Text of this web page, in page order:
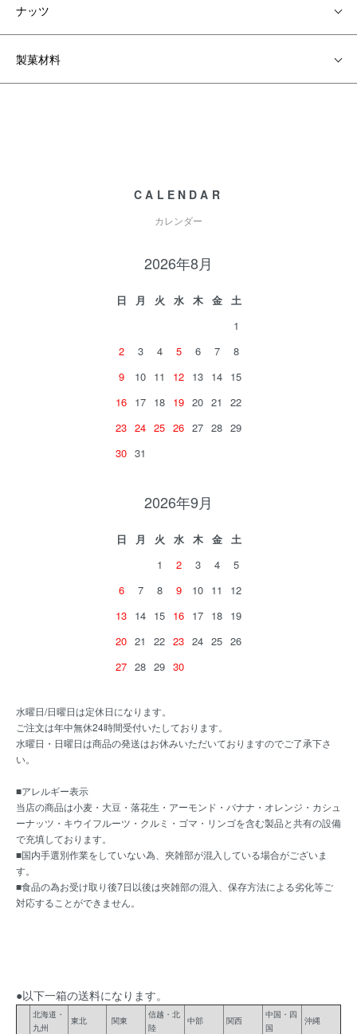
ナッツ
製菓材料
CALENDAR
カレンダー
2026年8月
日 月 火 水 木 金
土
1
2
3 4 5 6 7
8
9
10 11 12 13 14 15
16 17 18 19 20 21
22
23 24 25 26 27 28 29
30 31
2026年9月
日 月 火 水 木 金
土
1
2 3 4
5
6
7 8 9 10 11
12
13 14 15 16 17 18 19
20 21 22 23 24 25 26
27 28 29 30
水曜日/日曜日は定休日になります。
ご注文は年中無休24時間受付いたしております。
水曜日・日曜日は商品の発送はお休みいただいておりますのでご了承下さ
い。
■アレルギー表示
当店の商品は小麦・大豆・落花生・アーモンド・バナナ・オレンジ・カシュ
ーナッツ・キウイフルーツ・クルミ・ゴマ・リンゴを含む製品と共有の設備
で充填しております。
■国内手選別作業をしていない為、夾雑部が混入している場合がございま
す。
■食品の為お受け取り後7日以後は夾雑部の混入、保存方法による劣化等ご
対応することができません。
●以下一箱の送料になります。
北海道・
九州
東北 関東
信越・北
陸
中部 関西
中国・四
国
沖縄